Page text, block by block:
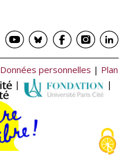
Données personnelles | Plan
| |